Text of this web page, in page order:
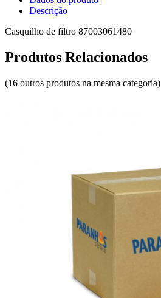
Descrição
Casquilho de filtro 87003061480
Produtos Relacionados
(16 outros produtos na mesma categoria)